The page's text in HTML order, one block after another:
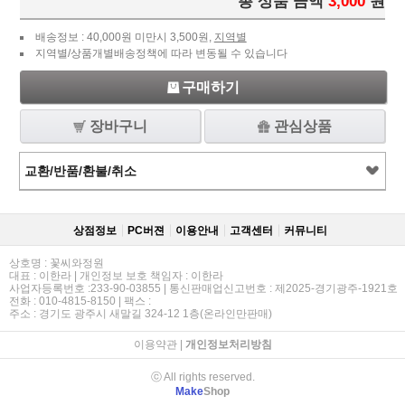
배송정보 : 40,000원 미만시 3,500원, 지역별
지역별/상품개별배송정책에 따라 변동될 수 있습니다
구매하기
장바구니 관심상품
교환/반품/환불/취소
상점정보 PC버젼 이용안내 고객센터 커뮤니티
상호명 : 꽃씨와정원
대표 : 이한라 | 개인정보 보호 책임자 : 이한라
사업자등록번호 :233-90-03855 | 통신판매업신고번호 : 제2025-경기광주-1921호
전화 : 010-4815-8150 | 팩스 :
주소 : 경기도 광주시 새말길 324-12 1층(온라인만판매)
이용약관| 개인정보처리방침
ⓒ All rights reserved.
MakeShop